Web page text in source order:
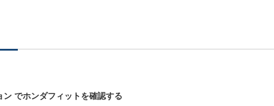
でホンダフィットを確認する